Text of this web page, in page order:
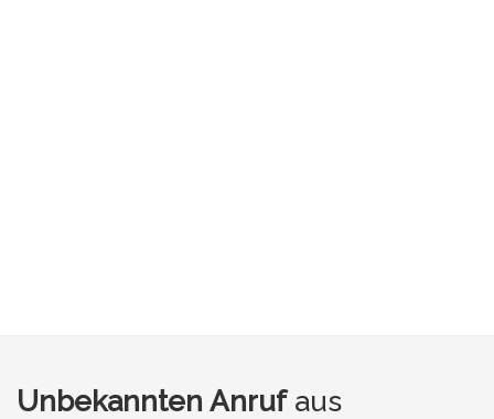
Unbekannten Anrufaus